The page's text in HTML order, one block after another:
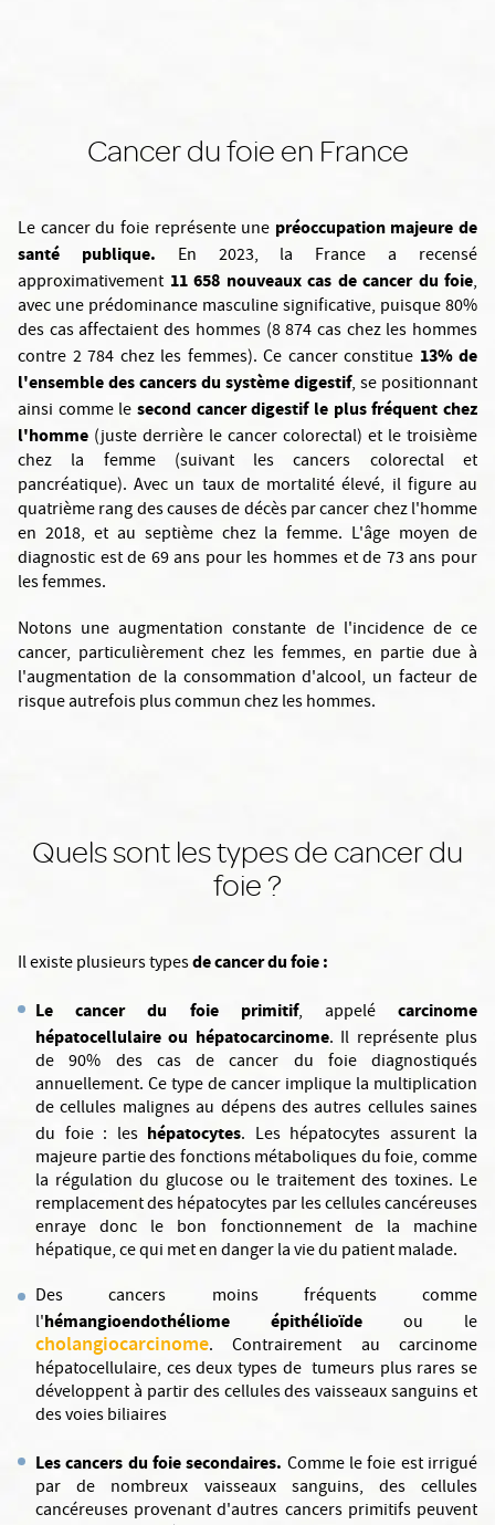
Cancer du foie en France
Le cancer du foie représente une préoccupation majeure de
santé publique.
En 2023, la France a recensé
approximativement 11 658 nouveaux cas de cancer du foie,
avec une prédominance masculine significative, puisque 80%
des cas affectaient des hommes (8 874 cas chez les hommes
contre 2 784 chez les femmes). Ce cancer constitue 13% de
l'ensemble des cancers du système digestif, se positionnant
ainsi comme le second cancer digestif le plus fréquent chez
l'homme (juste derrière le cancer colorectal) et le troisième
chez la femme (suivant les cancers colorectal et
pancréatique). Avec un taux de mortalité élevé, il figure au
quatrième rang des causes de décès par cancer chez l'homme
en 2018, et au septième chez la femme. L'âge moyen de
diagnostic est de 69 ans pour les hommes et de 73 ans pour
les femmes.
Notons une augmentation constante de l'incidence de ce
cancer, particulièrement chez les femmes, en partie due à
l'augmentation de la consommation d'alcool, un facteur de
risque autrefois plus commun chez les hommes.
Quels sont les types de cancer du
foie ?
Il existe plusieurs typesde cancer du foie :
Le cancer du foie primitif, appelécarcinome
hépatocellulaire ou hépatocarcinome. Il représente plus
de 90% des cas de cancer du foie diagnostiqués
annuellement. Ce type de cancer implique la multiplication
de cellules malignes au dépens des autres cellules saines
du foie : les hépatocytes. Les hépatocytes assurent la
majeure partie des fonctions métaboliques du foie, comme
la régulation du glucose ou le traitement des toxines. Le
remplacement des hépatocytes par les cellules cancéreuses
enraye donc le bon fonctionnement de la machine
hépatique, ce qui met en danger la vie du patient malade.
Des cancers moins fréquents comme
l'hémangioendothéliome épithélioïde ou le
cholangiocarcinome. Contrairement au carcinome
hépatocellulaire, ces deux types de tumeurs plus rares se
développent à partir des cellules des vaisseaux sanguins et
des voies biliaires
Les cancers du foie secondaires. Comme le foie est irrigué
par de nombreux vaisseaux sanguins, des cellules
cancéreuses provenant d'autres cancers primitifs peuvent